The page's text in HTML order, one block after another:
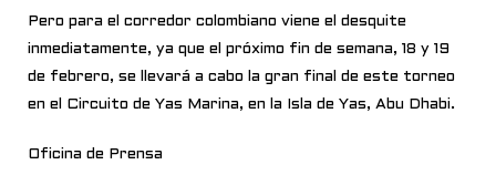
Pero para el corredor colombiano viene el desquite
inmediatamente, ya que el próximo fin de semana, 18 y 19
de febrero, se llevará a cabo la gran final de este torneo
en el Circuito de Yas Marina, en la Isla de Yas, Abu Dhabi.
Oficina de Prensa